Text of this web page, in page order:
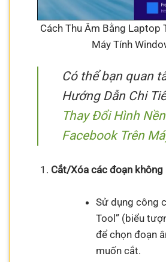
Cách Thu Âm Bằng Laptop
Máy Tính
Có thể bạn quan
Hướng Dẫn Chi
Thay Đổi Hình Nền
Facebook Trên
Cắt/Xóa các đoạn
Sử dụng công
Tool” (biểu
để chọn đoạn
muốn cắt.